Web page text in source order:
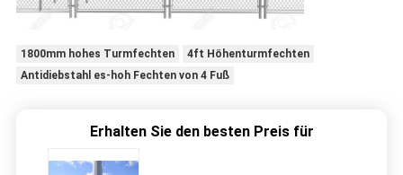
1800mm hohes Turmfechten
4ft Höhenturmfechten
Antidiebstahl es-hoh Fechten von 4 Fuß
Erhalten Sie den besten Preis für